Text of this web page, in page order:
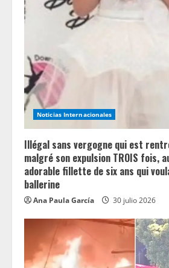
Noticias Internacionales
Illégal sans vergogne qui est
malgré son expulsion TROIS fois,
adorable fillette de six ans qui
ballerine
Ana Paula García 30 julio 2026